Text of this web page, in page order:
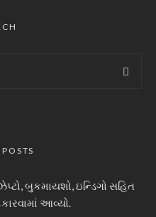
બુકમાયશો, ઇન્ડિગો સહિત
આવ્યો.